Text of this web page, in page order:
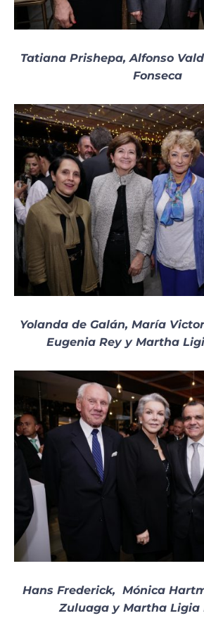
Tatiana Prishepa, Alfonso
Fonseca
Yolanda de Galán, María
Eugenia Rey y Martha
Hans Frederick, Mónica
Zuluaga y Martha Ligia